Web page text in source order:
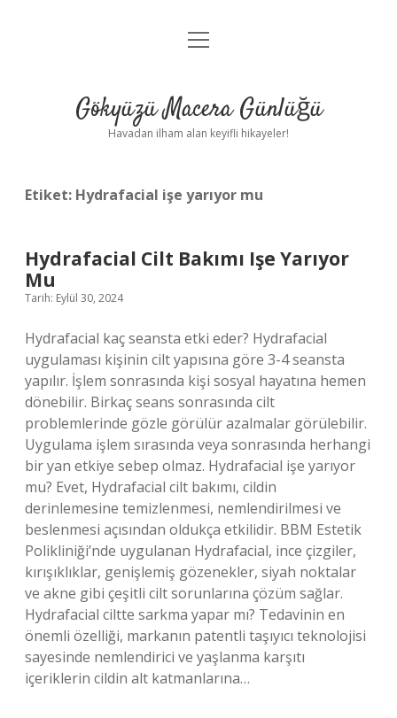
Anasayfa
Yasal Uyarı
menüyü
Gökyüzü Macera Günlüğü
Havadan ilham alan keyifli hikayeler!
Etiket: Hydrafacial işe yarıyor mu
Hydrafacial Cilt Bakımı Işe Yarıyor
Mu
Tarih: Eylül 30, 2024
Hydrafacial kaç seansta etki eder? Hydrafacial
uygulaması kişinin cilt yapısına göre 3-4 seansta
yapılır. İşlem sonrasında kişi sosyal hayatına hemen
dönebilir. Birkaç seans sonrasında cilt
problemlerinde gözle görülür azalmalar görülebilir.
Uygulama işlem sırasında veya sonrasında herhangi
bir yan etkiye sebep olmaz. Hydrafacial işe yarıyor
mu? Evet, Hydrafacial cilt bakımı, cildin
derinlemesine temizlenmesi, nemlendirilmesi ve
beslenmesi açısından oldukça etkilidir. BBM Estetik
Polikliniği’nde uygulanan Hydrafacial, ince çizgiler,
kırışıklıklar, genişlemiş gözenekler, siyah noktalar
ve akne gibi çeşitli cilt sorunlarına çözüm sağlar.
Hydrafacial ciltte sarkma yapar mı? Tedavinin en
önemli özelliği, markanın patentli taşıyıcı teknolojisi
sayesinde nemlendirici ve yaşlanma karşıtı
içeriklerin cildin alt katmanlarına…